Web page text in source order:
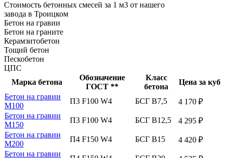
Стоимость бетонных смесей за 1 м3 от нашего
завода в Троицком
Бетон на гравии
Бетон на граните
Керамзитобетон
Тощий бетон
Пескобетон
ЦПС
Марка бетона
Обозначение
ГОСТ **
Класс
бетона
Цена за куб
Бетон на гравии
М100
П3 F100 W4 БСГ В7,5
4 170 ₽
Бетон на гравии
М150
П3 F100 W4 БСГ В12,5
4 295 ₽
Бетон на гравии
М200
П4 F150 W4 БСГ В15
4 420 ₽
Бетон на гравии